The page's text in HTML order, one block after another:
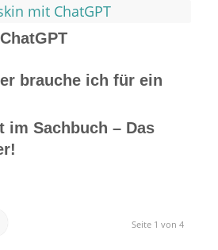
brauche ich für ein
im Sachbuch – Das
Seite 1 von 4